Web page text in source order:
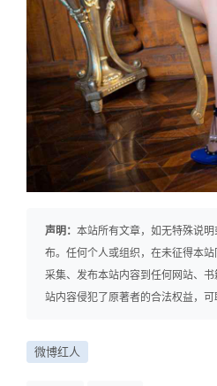
声明： 本站所有文章，如无特殊说
布。任何个人或组织，在未征得本站
采集、发布本站内容到任何网站、
站内容侵犯了原著者的合法权益，可
微博红人